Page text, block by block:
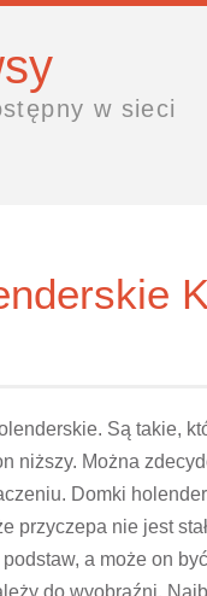
w sieci
Są takie,
niższy. Można
Domki
przyczepa nie jest
a może on
do wyobraźni.